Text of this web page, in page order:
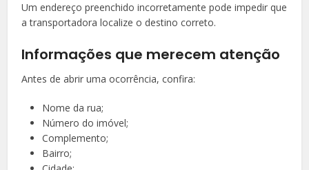
Um endereço preenchido incorretamente pode impedir que
a transportadora localize o destino correto.
Informações que merecem atenção
Antes de abrir uma ocorrência, confira:
Nome da rua;
Número do imóvel;
Complemento;
Bairro;